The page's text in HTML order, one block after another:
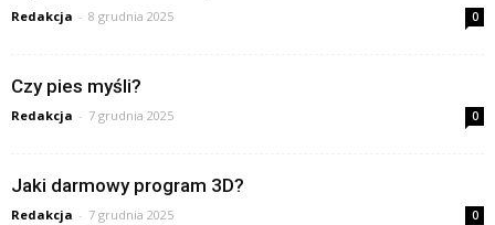
Redakcja - 8 grudnia 2025 0
Czy pies myśli?
Redakcja - 7 grudnia 2025 0
Jaki darmowy program 3D?
Redakcja - 7 grudnia 2025 0